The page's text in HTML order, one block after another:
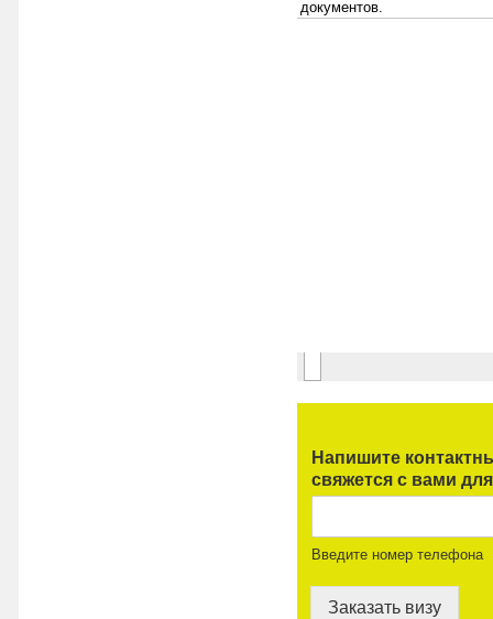
Напишите
свяжется с вами
Введите номер телефона
Заказать визу